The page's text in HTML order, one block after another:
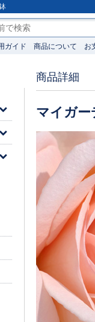
ガイド 商品について お
商品詳細
マイガ